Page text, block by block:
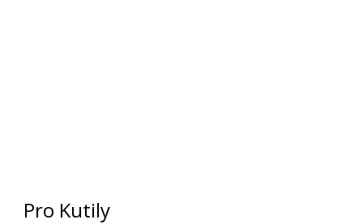
Pro Kutily